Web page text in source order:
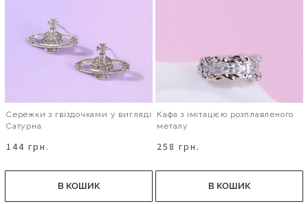
Сережки з гвіздочками у вигляді
Сатурна
144 грн.
В КОШИК
Кафа з імітацією розплавленого
металу
258 грн.
В КОШИК